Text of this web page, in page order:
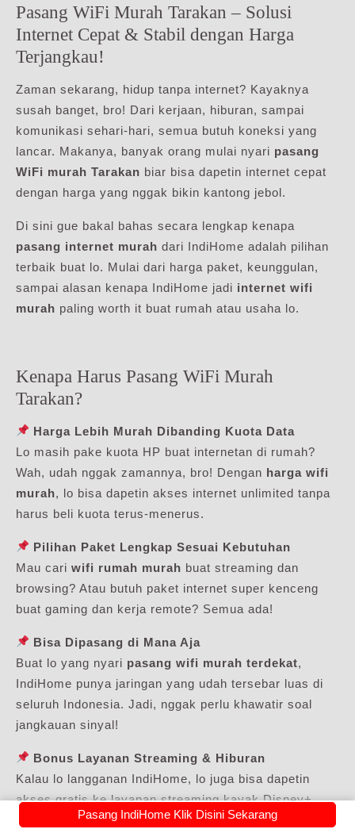
Pasang WiFi Murah Tarakan – Solusi
Internet Cepat & Stabil dengan Harga
Terjangkau!
Zaman sekarang, hidup tanpa internet? Kayaknya
susah banget, bro! Dari kerjaan, hiburan, sampai
komunikasi sehari-hari, semua butuh koneksi yang
lancar. Makanya, banyak orang mulai nyari pasang
WiFi murah Tarakan biar bisa dapetin internet cepat
dengan harga yang nggak bikin kantong jebol.
Di sini gue bakal bahas secara lengkap kenapa
pasang internet murah dari IndiHome adalah pilihan
terbaik buat lo. Mulai dari harga paket, keunggulan,
sampai alasan kenapa IndiHome jadi internet wifi
murah paling worth it buat rumah atau usaha lo.
Kenapa Harus Pasang WiFi Murah
Tarakan?
Harga Lebih Murah Dibanding Kuota Data
Lo masih pake kuota HP buat internetan di rumah?
Wah, udah nggak zamannya, bro! Dengan harga wifi
murah, lo bisa dapetin akses internet unlimited tanpa
harus beli kuota terus-menerus.
Pilihan Paket Lengkap Sesuai Kebutuhan
Mau cari wifi rumah murah buat streaming dan
browsing? Atau butuh paket internet super kenceng
buat gaming dan kerja remote? Semua ada!
Bisa Dipasang di Mana Aja
Buat lo yang nyari pasang wifi murah terdekat,
IndiHome punya jaringan yang udah tersebar luas di
seluruh Indonesia. Jadi, nggak perlu khawatir soal
jangkauan sinyal!
Bonus Layanan Streaming & Hiburan
Kalau lo langganan IndiHome, lo juga bisa dapetin
akses gratis ke layanan streaming kayak Disney+
Hotstar, Netflix, dan IndiHomeTV. Mantap, kan?
Pasang IndiHome Klik Disini Sekarang